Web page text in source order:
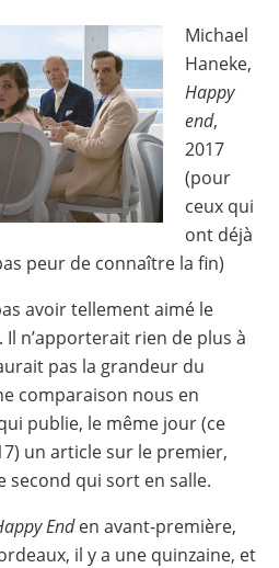
Michael
Haneke,
Happy
end,
2017
(pour
ceux qui
ont déjà
peur de connaître la fin)
avoir tellement aimé le
n’apporterait rien de plus à
pas la grandeur du
comparaison nous en
publie, le même jour (ce
un article sur le premier,
second qui sort en salle.
Enden avant-première,
il y a une quinzaine, et